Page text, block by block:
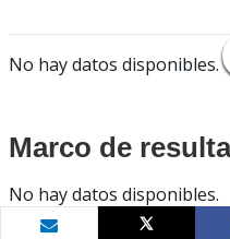
No hay datos disponibles.
Marco de
No hay datos disponibles.